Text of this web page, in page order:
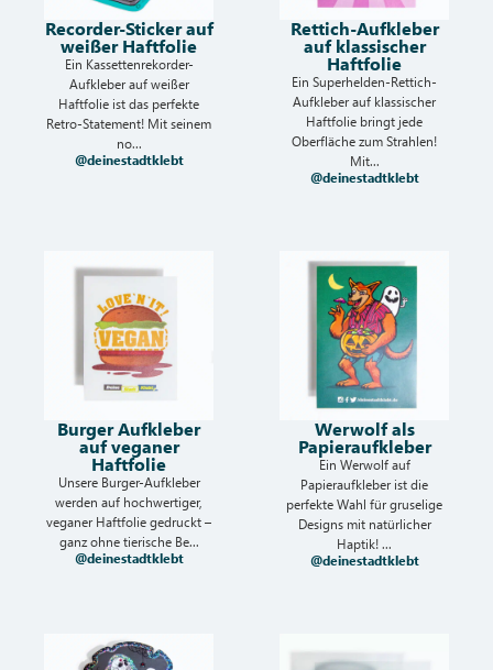
Recorder-Sticker auf
weißer Haftfolie
Ein Kassettenrekorder-
Aufkleber auf weißer
Haftfolie ist das perfekte
Retro-Statement! Mit seinem
no...
@deinestadtklebt
Rettich-Aufkleber
auf klassischer
Haftfolie
Ein Superhelden-Rettich-
Aufkleber auf klassischer
Haftfolie bringt jede
Oberfläche zum Strahlen!
Mit...
@deinestadtklebt
Burger Aufkleber
auf veganer
Haftfolie
Unsere Burger-Aufkleber
werden auf hochwertiger,
veganer Haftfolie gedruckt –
ganz ohne tierische Be...
@deinestadtklebt
Werwolf als
Papieraufkleber
Ein Werwolf auf
Papieraufkleber ist die
perfekte Wahl für gruselige
Designs mit natürlicher
Haptik! ...
@deinestadtklebt